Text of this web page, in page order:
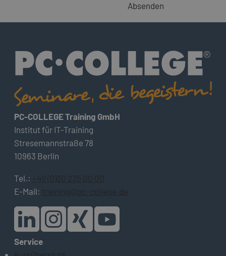
Absenden
PC-COLLEGE Training GmbH
Institut für IT-Training
Stresemannstraße 78
10963 Berlin
Tel.: +49 (0)30 235 00 00
E-Mail: training@pc-college.de
Service